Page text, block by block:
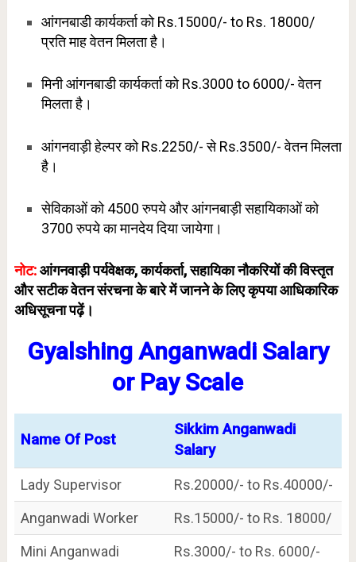
आंगनबाडी कार्यकर्ता को Rs.15000/- to Rs. 18000/
प्रति माह वेतन मिलता है।
मिनी आंगनबाडी कार्यकर्ता को Rs.3000 to 6000/- वेतन
मिलता है।
आंगनवाड़ी हेल्पर को Rs.2250/- से Rs.3500/- वेतन मिलता
है।
सेविकाओं को 4500 रुपये और आंगनबाड़ी सहायिकाओं को
3700 रुपये का मानदेय दिया जायेगा।
नोट: आंगनवाड़ी पर्यवेक्षक, कार्यकर्ता, सहायिका नौकरियों की विस्तृत
और सटीक वेतन संरचना के बारे में जानने के लिए कृपया आधिकारिक
अधिसूचना पढ़ें।
Gyalshing Anganwadi Salary
or Pay Scale
Name Of Post
Sikkim Anganwadi
Salary
Lady Supervisor
Rs.20000/- to Rs.40000/-
Anganwadi Worker
Rs.15000/- to Rs. 18000/
Mini Anganwadi
Rs.3000/- to Rs. 6000/-